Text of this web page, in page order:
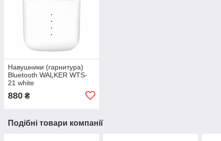
Навушники (гарнитура)
Bluetooth WALKER WTS-
21 white
880 ₴
Подібні товари компанії